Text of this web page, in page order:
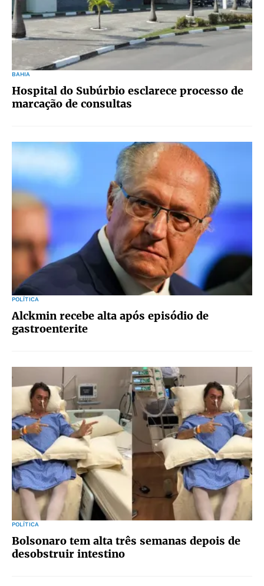
BAHIA
Hospital do Subúrbio esclarece processo de
marcação de consultas
POLÍTICA
Alckmin recebe alta após episódio de
gastroenterite
POLÍTICA
Bolsonaro tem alta três semanas depois de
desobstruir intestino